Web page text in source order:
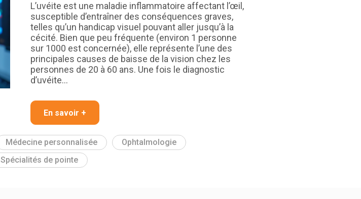
L’uvéite est une maladie inflammatoire affectant l’œil,
susceptible d’entraîner des conséquences graves,
telles qu’un handicap visuel pouvant aller jusqu’à la
cécité. Bien que peu fréquente (environ 1 personne
sur 1000 est concernée), elle représente l’une des
principales causes de baisse de la vision chez les
personnes de 20 à 60 ans. Une fois le diagnostic
d’uvéite…
En savoir +
Médecine personnalisée
Ophtalmologie
Spécialités de pointe